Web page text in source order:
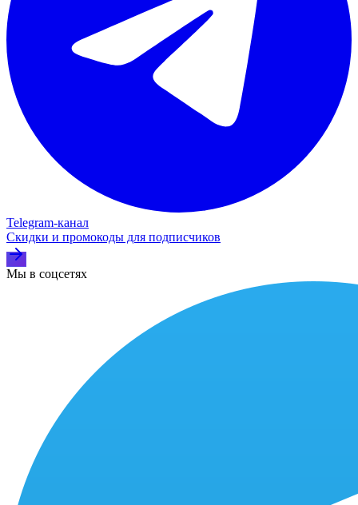
Telegram‑канал
Скидки и промокоды для подписчиков
Мы в соцсетях